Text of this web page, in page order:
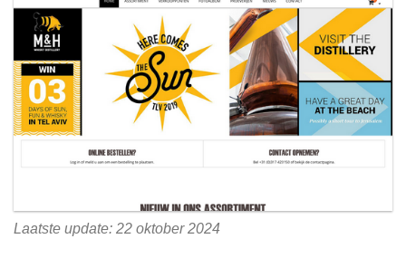
Laatste update: 22 oktober 2024